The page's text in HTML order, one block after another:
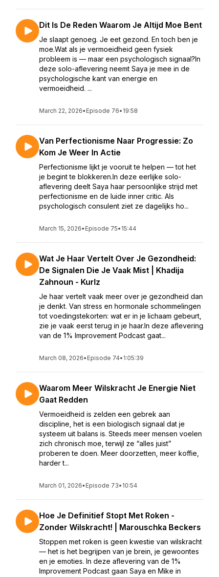
Dit Is De Reden Waarom Je Altijd Moe Bent
Je slaapt genoeg. Je eet gezond. En toch ben je
moe.Wat als je vermoeidheid geen fysiek
probleem is — maar een psychologisch signaal?In
deze solo-aflevering neemt Saya je mee in de
psychologische kant van energie en
vermoeidheid. ...
March 22, 2026• Episode 76• 19:58
Van Perfectionisme Naar Progressie: Zo
Kom Je Weer In Actie
Perfectionisme lijkt je vooruit te helpen — tot het
je begint te blokkeren.In deze eerlijke solo-
aflevering deelt Saya haar persoonlijke strijd met
perfectionisme en de luide inner critic. Als
psychologisch consulent ziet ze dagelijks ho...
March 15, 2026• Episode 75• 15:44
Wat Je Haar Vertelt Over Je Gezondheid:
De Signalen Die Je Vaak Mist | Khadija
Zahnoun - Kurlz
Je haar vertelt vaak meer over je gezondheid dan
je denkt. Van stress en hormonale schommelingen
tot voedingstekorten: wat er in je lichaam gebeurt,
zie je vaak eerst terug in je haar.In deze aflevering
van de 1% Improvement Podcast gaat...
March 08, 2026• Episode 74• 1:05:39
Waarom Meer Wilskracht Je Energie Niet
Gaat Redden
Vermoeidheid is zelden een gebrek aan
discipline, het is een biologisch signaal dat je
systeem uit balans is. Steeds meer mensen voelen
zich chronisch moe, terwijl ze “alles juist”
proberen te doen. Meer doorzetten, meer koffie,
harder t...
March 01, 2026• Episode 73• 10:54
Hoe Je Definitief Stopt Met Roken -
Zonder Wilskracht! | Marouschka Beckers
Stoppen met roken is geen kwestie van wilskracht
— het is het begrijpen van je brein, je gewoontes
en je emoties. In deze aflevering van de 1%
Improvement Podcast gaan Saya en Mike in